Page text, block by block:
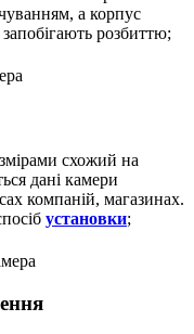
а корпус
розбиттю;
схожий на
дані камери
компаній, магазинах.
установки;